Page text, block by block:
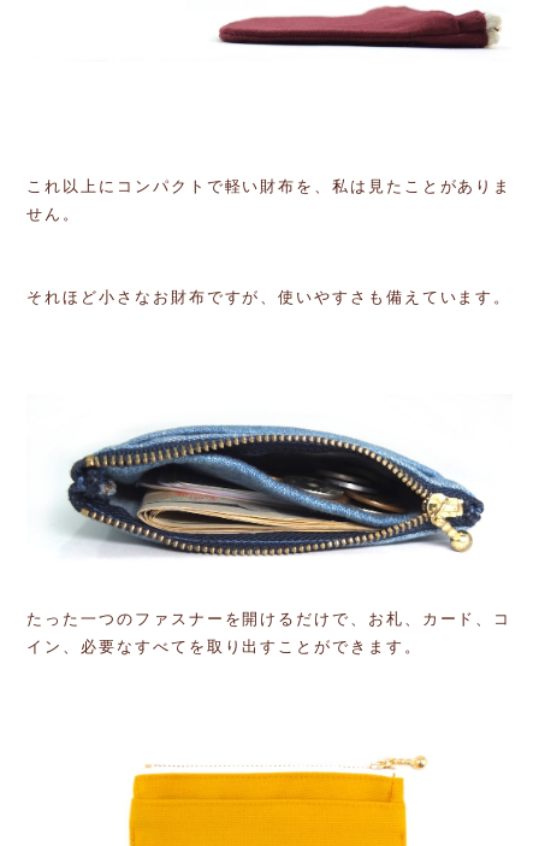
これ以上にコンパクトで軽い財布を、私は見たことがありま
せん。
それほど小さなお財布ですが、使いやすさも備えています。
たった一つのファスナーを開けるだけで、お札、カード、コ
イン、必要なすべてを取り出すことができます。